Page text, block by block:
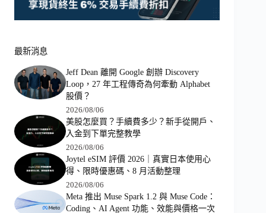
最新消息
Jeff Dean 離開 Google 創辦 Discovery
Loop，27 年工程傳奇為何牽動 Alphabet
股價？
2026/08/06
美股怎麼買？手續費多少？新手從開戶、
入金到下單完整教學
2026/08/06
Joytel eSIM 評價 2026｜真實日本使用心
得、限時優惠碼、8 月活動整理
2026/08/06
Meta 推出 Muse Spark 1.2 與 Muse Code：
Coding、AI Agent 功能、效能與價格一次